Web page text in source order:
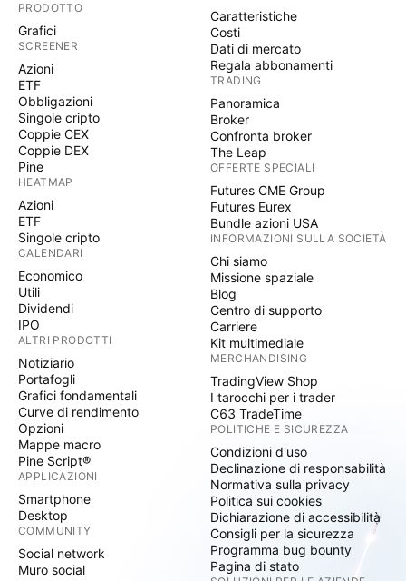
PRODOTTO
Grafici
SCREENER
Azioni
ETF
Obbligazioni
Singole cripto
Coppie CEX
Coppie DEX
Pine
HEATMAP
Azioni
ETF
Singole cripto
CALENDARI
Economico
Utili
Dividendi
IPO
ALTRI PRODOTTI
Notiziario
Portafogli
Grafici fondamentali
Curve di rendimento
Opzioni
Mappe macro
Pine Script®
APPLICAZIONI
Smartphone
Desktop
COMMUNITY
Social network
Muro social
Caratteristiche
Costi
Dati di mercato
Regala abbonamenti
TRADING
Panoramica
Broker
Confronta broker
The Leap
OFFERTE SPECIALI
Futures CME Group
Futures Eurex
Bundle azioni USA
INFORMAZIONI SULLA SOCIETÀ
Chi siamo
Missione spaziale
Blog
Centro di supporto
Carriere
Kit multimediale
MERCHANDISING
TradingView Shop
I tarocchi per i trader
C63 TradeTime
POLITICHE E SICUREZZA
Condizioni d'uso
Declinazione di responsabilità
Normativa sulla privacy
Politica sui cookies
Dichiarazione di accessibilità
Consigli per la sicurezza
Programma bug bounty
Pagina di stato